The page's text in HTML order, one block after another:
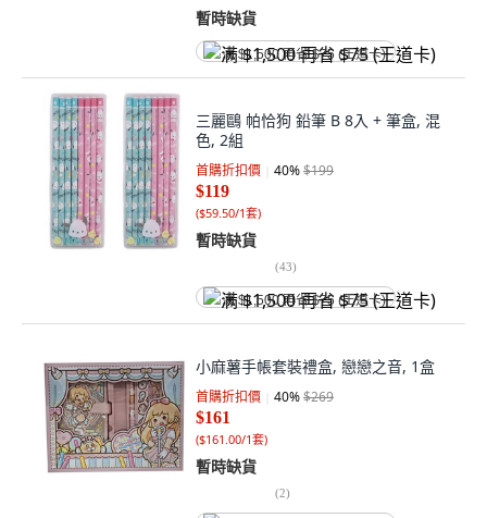
暫時缺貨
满 $1,500 再省 $75 (王道卡)
三麗鷗 帕恰狗 鉛筆 B 8入 + 筆盒, 混
色, 2組
首購折扣價 40%$199
$119
($59.50/1套)
暫時缺貨
(43)
满 $1,500 再省 $75 (王道卡)
小麻薯手帳套裝禮盒, 戀戀之音, 1盒
首購折扣價 40%$269
$161
($161.00/1套)
暫時缺貨
(2)